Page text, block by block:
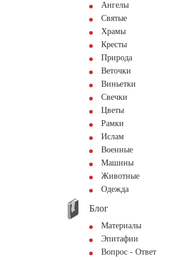
Ангелы
Святые
Храмы
Кресты
Природа
Веточки
Виньетки
Свечки
Цветы
Рамки
Ислам
Военные
Машины
Животные
Одежда
Блог
Материалы
Эпитафии
Вопрос - Ответ